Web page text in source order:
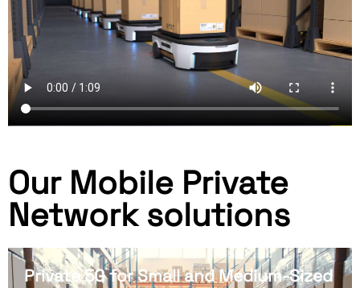
Our Mobile Private
Network solutions
Private 5G for Small and Medium-Sized